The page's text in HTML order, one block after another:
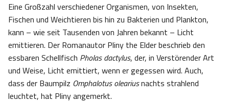
Eine Großzahl verschiedener Organismen, von Insekten,
Fischen und Weichtieren bis hin zu Bakterien und Plankton,
kann – wie seit Tausenden von Jahren bekannt – Licht
emittieren. Der Romanautor Pliny the Elder beschrieb den
essbaren Schellfisch Pholas dactylus, der, in Verstörender Art
und Weise, Licht emittiert, wenn er gegessen wird. Auch,
dass der Baumpilz Omphalotus oleariusnachts strahlend
leuchtet, hat Pliny angemerkt.